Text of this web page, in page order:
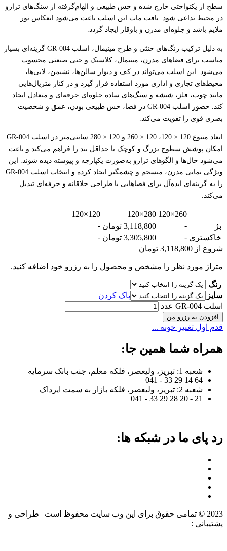
سطح از یکنواختی خارج شده و حس طبیعی و الهام‌گرفته از سنگ‌های ترازو
در محیط تداعی شود. بافت مات این اسلب باعث می‌شود انعکاس نور
ملایم باشد و جلوه‌ای مدرن و باوقار ایجاد گردد.
به دلیل ترکیب رنگ‌های خنثی و طرح مینیمال، اسلب GR-004 گزینه‌ای بسیار
مناسب برای فضاهای مدرن، مینیمال، کلاسیک و حتی صنعتی محسوب
می‌شود. این اسلب می‌تواند در کف و دیوار سالن‌ها، نشیمن، لابی‌ها،
محیط‌های تجاری و اداری مورد استفاده قرار گیرد و در کنار متریال‌هایی
مانند چوب، فلز، شیشه و سنگ‌های ساده جلوه‌ای حرفه‌ای و متعادل ایجاد
کند. حضور اسلب GR-004 در فضا، حس طبیعی بودن، عمق و شخصیت
بصری قوی را تقویت می‌کند.
ابعاد متنوع 120 × 120، 120 × 260 و 120 × 280 سانتی‌متر در اسلب GR-004
امکان پوشش سطوح بزرگ و کوچک با حداقل بند را فراهم می‌کند و باعث
می‌شود خال‌ها و الگوهای ترازو به‌صورت یکپارچه و پیوسته دیده شوند. این
ویژگی نمایی مدرن، منسجم و چشمگیر ایجاد کرده و انتخاب اسلب GR-004
را به گزینه‌ای ایده‌آل برای فضاهایی با طراحی خلاقانه و حرفه‌ای تبدیل
می‌کند.
260×120
280×120
120×120
بژ
- 3,118,800 تومان
-
خاکستری - 3,305,800 تومان
-
شروع از 3,118,800 تومان
متراژ مورد نظر را مشخص و محصول را به رزرو خود اضافه کنید.
رنگ
سایز
پاک کردن
اسلب GR-004 عدد
افزودن به رزرو من
قدم اول تغییر خونه ...
همراه شما همین جا:
شعبه 1: تبریز، ولیعصر، فلکه معلم، جنب بانک سرمایه
64 14 29 33 - 041
شعبه 2: تبریز، ولیعصر، فلکه بازار به سمت ایرداک
21 - 20 28 29 33 - 041
رد پای ما در شبکه ها:
2023 © تمامی حقوق برای این وب سایت محفوظ است | طراحی و
پشتیبانی :